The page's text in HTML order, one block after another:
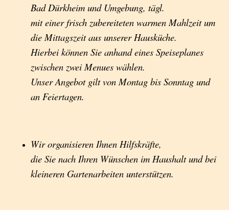
Bad Dürkheim und Umgebung, tägl.
mit einer frisch zubereiteten warmen Mahlzeit um
die Mittagszeit aus unserer Hausküche.
Hierbei können Sie anhand eines Speiseplanes
zwischen zwei Menues wählen.
Unser Angebot gilt von Montag bis Sonntag und
an Feiertagen.
Wir organisieren Ihnen Hilfskräfte,
die Sie nach Ihren Wünschen im Haushalt und bei
kleineren Gartenarbeiten unterstützen.